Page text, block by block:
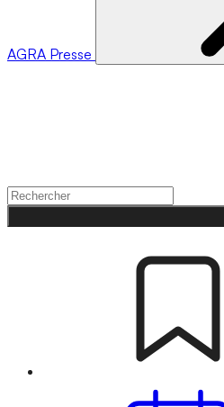
AGRA Presse